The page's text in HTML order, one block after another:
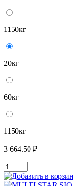
1150кг
20кг
60кг
1150кг
3 664.50 ₽